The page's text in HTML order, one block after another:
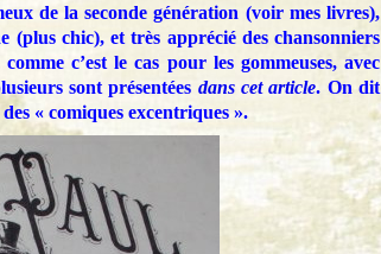
de la seconde génération (voir mes livres),
chic), et très apprécié des chansonniers
c’est le cas pour les gommeuses, avec
sont présentées dans cet article. On dit
« comiques excentriques ».